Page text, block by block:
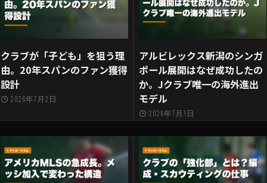
クラブが「子ども」を狙う理
由。20年スパンのファン獲得
設計
2026年7月2日
アルビレックス新潟のシンガ
ポール展開はなぜ成功したの
か。Jクラブ唯一の海外進出
モデル
2026年7月1日